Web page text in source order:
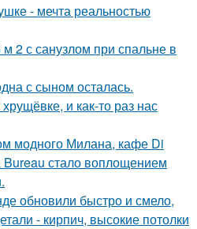
- мечта реальностью
2 с санузлом при спальне в
с сыном осталась.
и как-то раз нас
модного Милана, кафе Di
Bureau стало воплощением
обновили быстро и смело,
- кирпич, высокие потолки